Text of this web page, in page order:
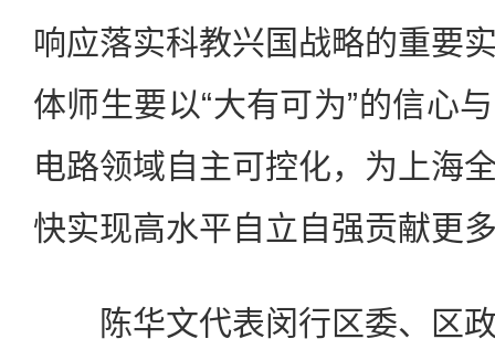
响应落实科教兴国战略的重要
体师生要以“大有可为”的信心
电路领域自主可控化，为上海
快实现高水平自立自强贡献更
陈华文代表闵行区委、区政